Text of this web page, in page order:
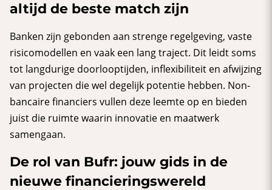
altijd de beste match zijn
Banken zijn gebonden aan strenge regelgeving, vaste
risicomodellen en vaak een lang traject. Dit leidt soms
tot langdurige doorlooptijden, inflexibiliteit en afwijzing
van projecten die wel degelijk potentie hebben. Non-
bancaire financiers vullen deze leemte op en bieden
juist die ruimte waarin innovatie en maatwerk
samengaan.
De rol van Bufr: jouw gids in de
nieuwe financieringswereld